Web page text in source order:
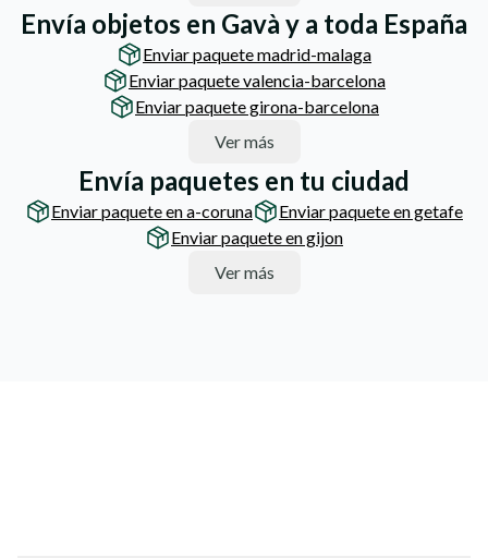
Envía objetos en Gavà y a toda España
Enviar paquete madrid-malaga
Enviar paquete valencia-barcelona
Enviar paquete girona-barcelona
Ver más
Envía paquetes en tu ciudad
Enviar paquete en a-coruna
Enviar paquete en getafe
Enviar paquete en gijon
Ver más